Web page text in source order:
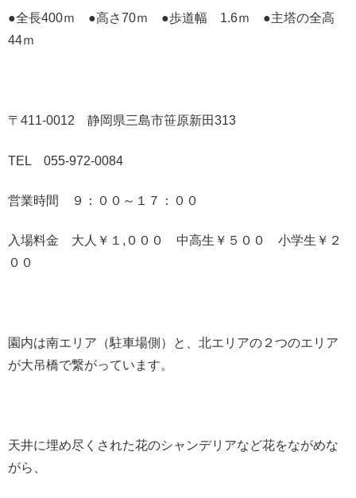
●全長400ｍ ●高さ70ｍ ●歩道幅 1.6ｍ ●主塔の全高
44ｍ
〒411-0012 静岡県三島市笹原新田313
TEL 055-972-0084
営業時間 ９：００～１７：００
入場料金 大人￥１,０００ 中高生￥５００ 小学生￥２
００
園内は南エリア（駐車場側）と、北エリアの２つのエリア
が大吊橋で繋がっています。
天井に埋め尽くされた花のシャンデリアなど花をながめな
がら、